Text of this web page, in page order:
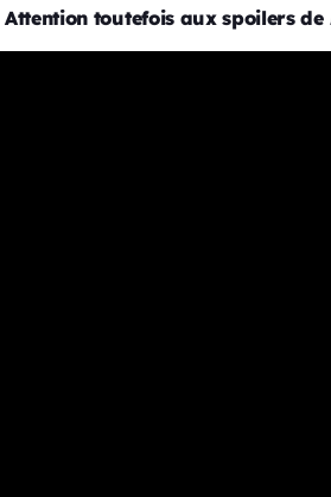
Attention toutefois aux spoilers de